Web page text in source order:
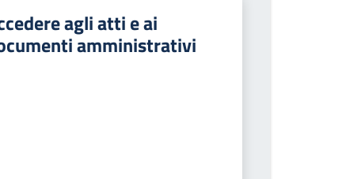
agli atti e ai
amministrativi